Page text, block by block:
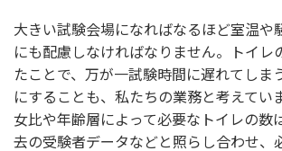
大きい試験会場になればなるほど室温や
にも配慮しなければなりません。トイレ
たことで、万が一試験時間に遅れてしま
にすることも、私たちの業務と考えてい
女比や年齢層によって必要なトイレの数
去の受験者データなどと照らし合わせ、